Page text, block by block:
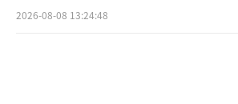
2026-08-08 13:24:48